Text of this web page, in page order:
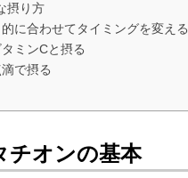
摂り方
的に合わせてタイミングを変える
タミンCと摂る
滴で摂る
チオンの基本